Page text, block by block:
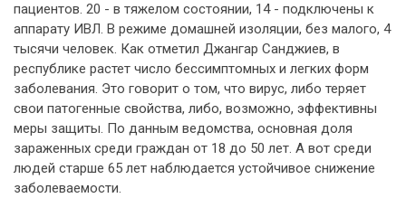
пациентов. 20 - в тяжелом состоянии, 14 - подключены к
аппарату ИВЛ. В режиме домашней изоляции, без малого, 4
тысячи человек. Как отметил Джангар Санджиев, в
республике растет число бессимптомных и легких форм
заболевания. Это говорит о том, что вирус, либо теряет
свои патогенные свойства, либо, возможно, эффективны
меры защиты. По данным ведомства, основная доля
зараженных среди граждан от 18 до 50 лет. А вот среди
людей старше 65 лет наблюдается устойчивое снижение
заболеваемости.